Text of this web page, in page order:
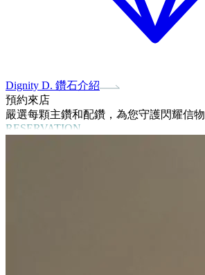
Dignity D. 鑽石介紹
預約來店
嚴選每顆主鑽和配鑽，為您守護閃耀信物
RESERVATION